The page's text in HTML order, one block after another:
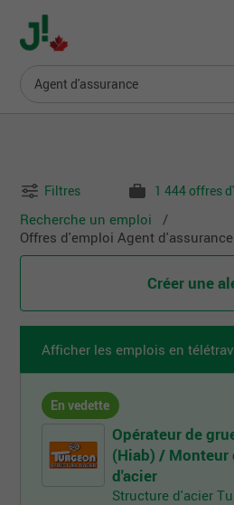
Agent d'assurance
Filtres 1 444 offres
Recherche un emploi
Offres d'emploi Agent d'assurance
Créer une
Afficher les emplois en
En vedette
Opérateur de
(Hiab) / Monteur
d'acier
Structure d'acier